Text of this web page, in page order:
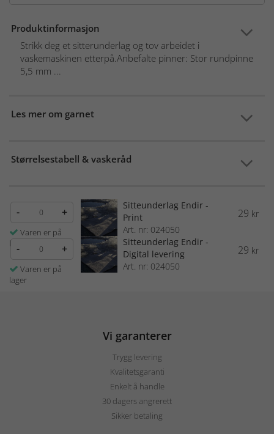
Produktinformasjon
Strikk deg et sitterunderlag og tov arbeidet i
vaskemaskinen etterpå.Anbefalte pinner: Stor rundpinne
5,5 mm ...
Les mer om garnet
Størrelsestabell & vaskeråd
- +
Varen er på
lager
Sitteunderlag Endir -
Print
Art. nr: 024050
29 kr
- +
Varen er på
lager
Sitteunderlag Endir -
Digital levering
Art. nr: 024050
29 kr
Vi garanterer
Trygg levering
Kvalitetsgaranti
Enkelt å handle
30 dagers angrerett
Sikker betaling